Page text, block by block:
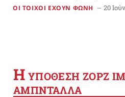
ΟΙ ΤΟΙΧΟΙ ΕΧΟΥΝ ΦΩΝΗ 20
Η YΠΟΘΕΣΗ ΖΟΡΖ
ΑΜΠΝΤΑΛΛΑ